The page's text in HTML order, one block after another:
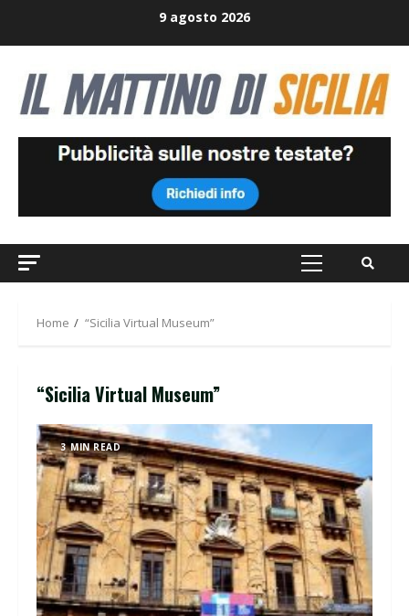
9 agosto 2026
Primary
Home “Sicilia Virtual Museum”
“Sicilia Virtual Museum”
3 MIN READ